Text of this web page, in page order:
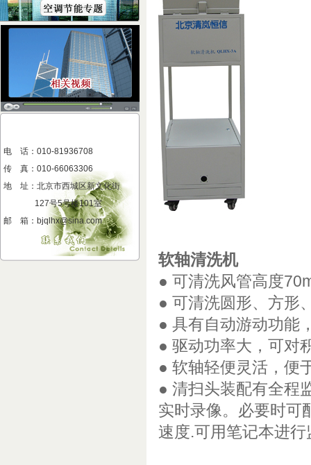
电 话：010-81936708
传 真 ： 010-66063306
地 址 ： 北京市西城区新文化街
127号5号楼101室
邮 箱：bjqlhx@sina.com
软轴清洗机
● 可清洗风管高度
● 可清洗圆形、方形
● 具有自动游动功能
● 驱动功率大，可对
● 软轴轻便灵活，便
● 清扫头装配有全程
实时录像。必要时可
速度.可用笔记本进